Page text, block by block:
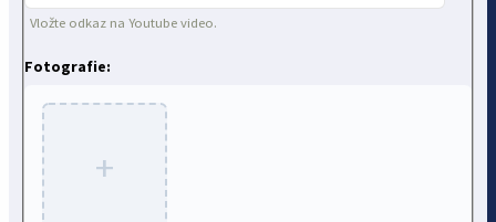
Vložte odkaz na Youtube video.
Fotografie:
+